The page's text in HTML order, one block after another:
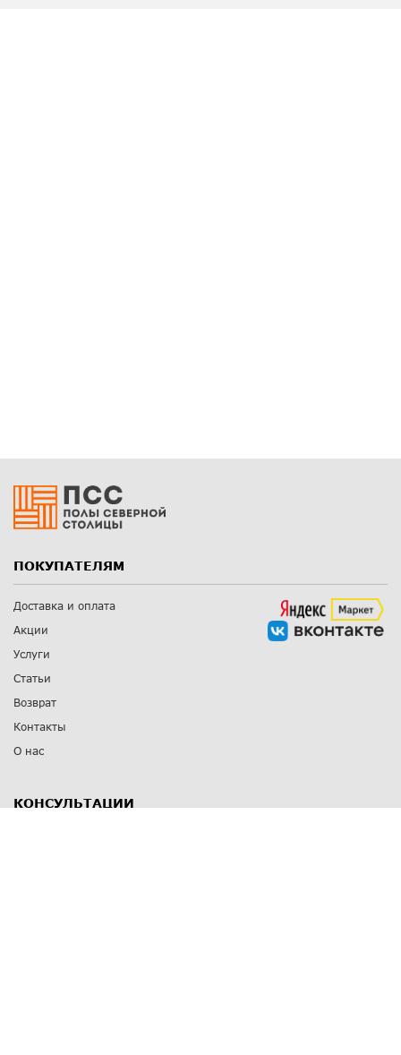
ПОКУПАТЕЛЯМ
Доставка и оплата
Акции
Услуги
Статьи
Возврат
Контакты
О нас
КОНСУЛЬТАЦИИ